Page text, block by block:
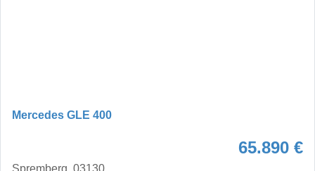
Mercedes GLE 400
65.890 €
Spremberg, 03130